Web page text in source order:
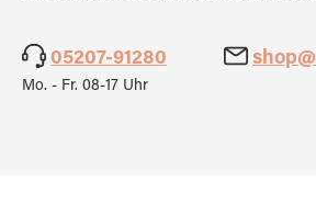
05207-91280
Mo. - Fr. 08-17 Uhr